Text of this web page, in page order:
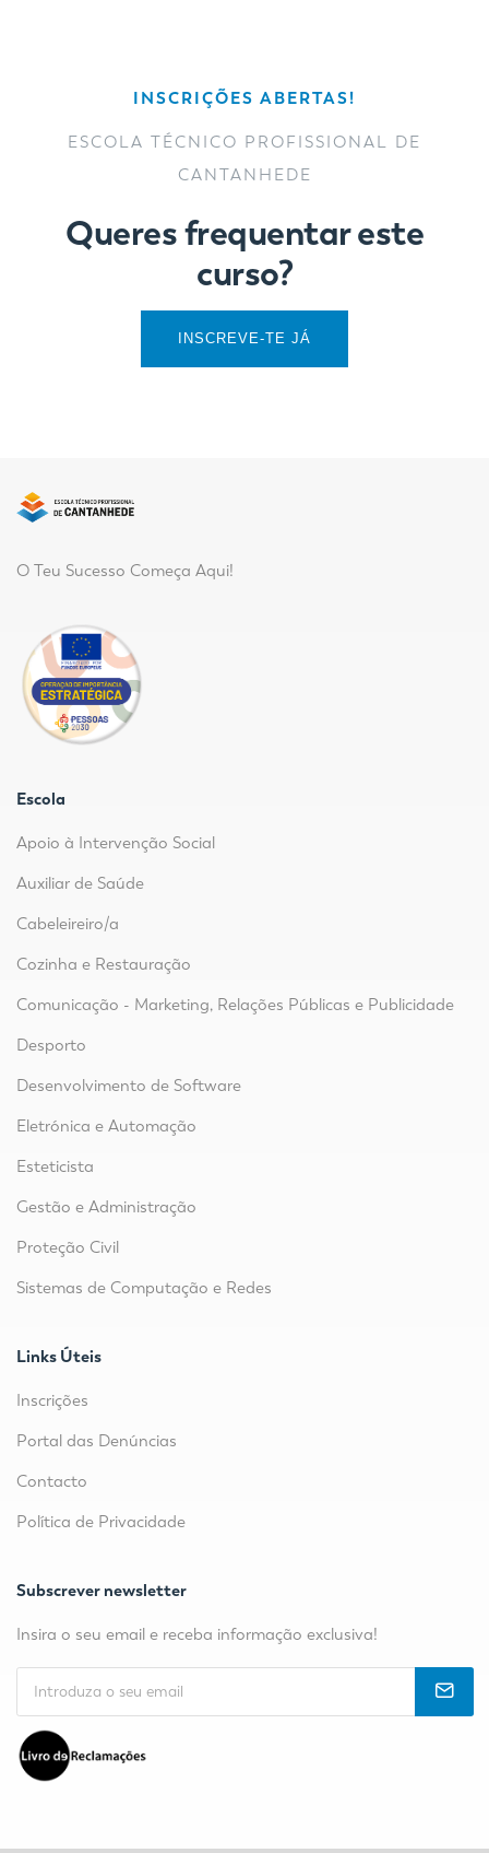
INSCRIÇÕES ABERTAS!
ESCOLA TÉCNICO PROFISSIONAL DE
CANTANHEDE
Queres frequentar este
curso?
INSCREVE-TE JÁ
O Teu Sucesso Começa Aqui!
Escola
Apoio à Intervenção Social
Auxiliar de Saúde
Cabeleireiro/a
Cozinha e Restauração
Comunicação - Marketing, Relações Públicas e Publicidade
Desporto
Desenvolvimento de Software
Eletrónica e Automação
Esteticista
Gestão e Administração
Proteção Civil
Sistemas de Computação e Redes
Links Úteis
Inscrições
Portal das Denúncias
Contacto
Política de Privacidade
Subscrever newsletter
Insira o seu email e receba informação exclusiva!